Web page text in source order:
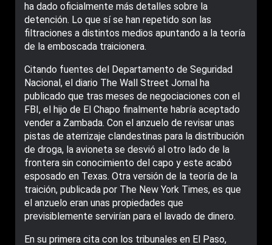
ha dado oficialmente más detalles sobre la
detención. Lo que sí se han repetido son las
filtraciones a distintos medios apuntando a la teoría
de la emboscada traicionera.
Citando fuentes del Departamento de Seguridad
Nacional, el diario The Wall Street Jornal ha
publicado que tras meses de negociaciones con el
FBI, el hijo de El Chapo finalmente habría aceptado
vender a Zambada. Con el anzuelo de revisar unas
pistas de aterrizaje clandestinas para la distribución
de droga, la avioneta se desvió al otro lado de la
frontera sin conocimiento del capo y este acabó
esposado en Texas. Otra versión de la teoría de la
traición, publicada por The New York Times, es que
el anzuelo eran unas propiedades que
previsiblemente servirían para el lavado de dinero.
En su primera cita con los tribunales en El Paso,